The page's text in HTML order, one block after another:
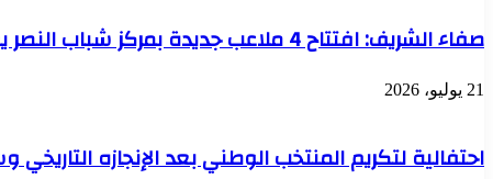
صفاء الشريف: افتتاح 4 ملاعب جديدة بمركز شباب النصر يعزز الاستثمار الرياضي واكتشاف المواهب بالإسكندرية
21 يوليو، 2026
احتفالية لتكريم المنتخب الوطني بعد الإنجازه